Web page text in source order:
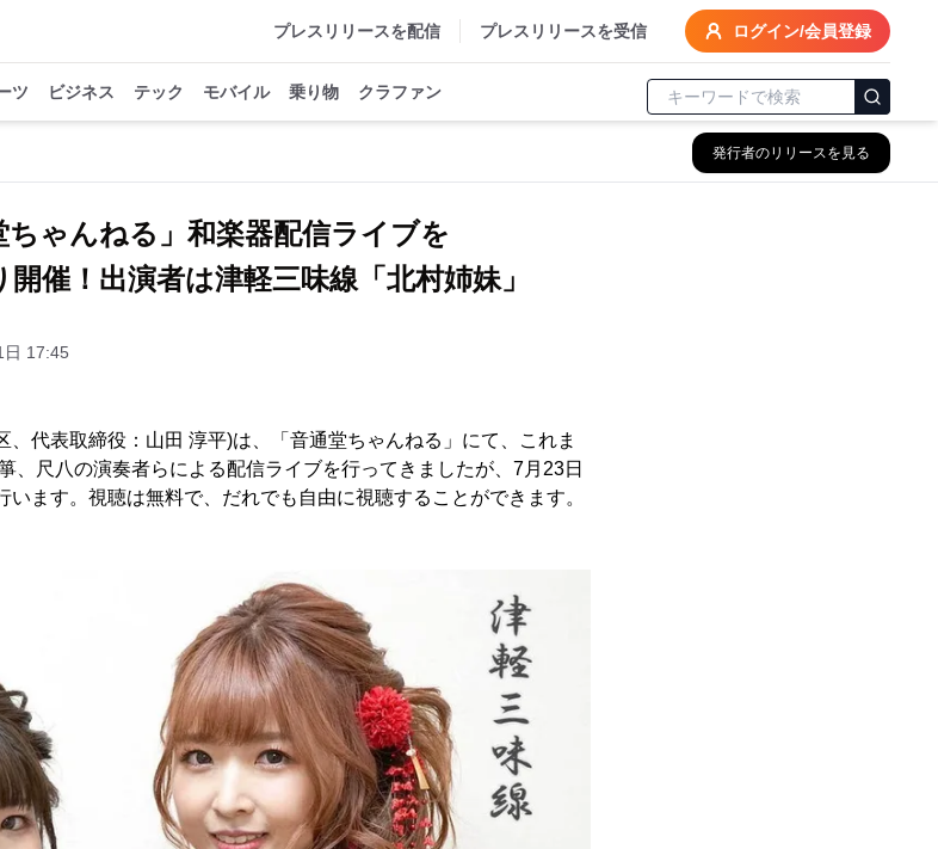
プレスリリースを配信 プレスリリースを受信 ログイン/会員登録
ツ ビジネス テック モバイル 乗り物 クラファン
発行者のリリースを見る
ちゃんねる」和楽器配信ライブを
催！出演者は津軽三味線「北村姉妹」
日 17:45
代表取締役：山田 淳平)は、「音通堂ちゃんねる」にて、これま
、尺八の演奏者らによる配信ライブを行ってきましたが、7月23日
ます。視聴は無料で、だれでも自由に視聴することができます。